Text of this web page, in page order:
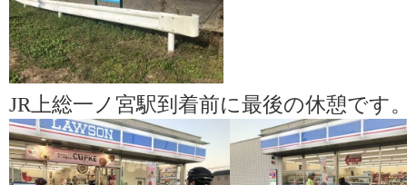
JR上総一ノ宮駅到着前に最後の休憩です